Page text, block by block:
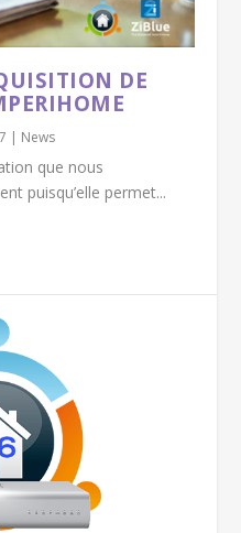
DE
| News
que nous
puisqu’elle permet...